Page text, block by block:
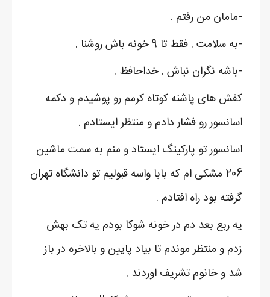
-مامان من رفتم .
-به سلامت . فقط تا 9 خونه باش روشنا .
-باشه نگران نباش . خداحافظ .
کفش های پاشنه کوتاه کرمم رو پوشیدم و دکمه
اسانسور رو فشار دادم و منتظر ایستادم .
اسانسور تو پارکینگ ایستاد و منم به سمت ماشین
206 مشکی ام که بابا واسه قبولیم تو دانشگاه تهران
گرفته بود راه افتادم .
یه ربع بعد دم در خونه شوکا بودم یه تک بهش
زدم و منتظر موندم تا بیاد پایین و بالاخره در باز
شد و خانوم تشریف اوردند .